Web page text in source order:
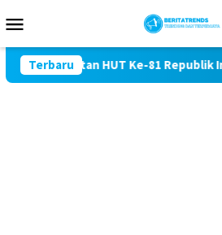
ke
Mobile
TerbaruHUT Ke-81 Republik